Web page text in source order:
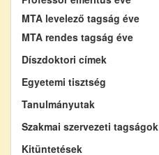
MTA levelező tagság éve
MTA rendes tagság éve
Díszdoktori címek
Egyetemi tisztség
Tanulmányutak
Szakmai szervezeti tagságok
Kitüntetések